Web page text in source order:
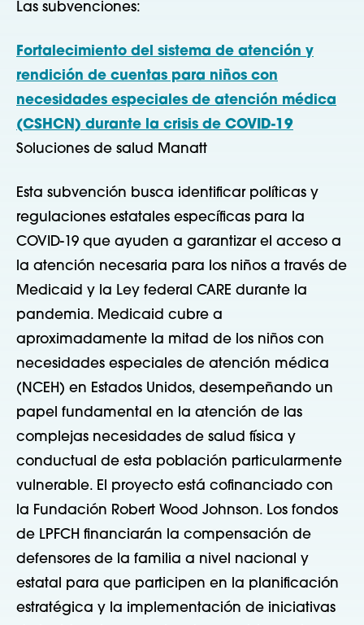
Las subvenciones:
Fortalecimiento del sistema de atención y
rendición de cuentas para niños con
necesidades especiales de atención médica
(CSHCN) durante la crisis de COVID-19
Soluciones de salud Manatt
Esta subvención busca identificar políticas y
regulaciones estatales específicas para la
COVID-19 que ayuden a garantizar el acceso a
la atención necesaria para los niños a través de
Medicaid y la Ley federal CARE durante la
pandemia. Medicaid cubre a
aproximadamente la mitad de los niños con
necesidades especiales de atención médica
(NCEH) en Estados Unidos, desempeñando un
papel fundamental en la atención de las
complejas necesidades de salud física y
conductual de esta población particularmente
vulnerable. El proyecto está cofinanciado con
la Fundación Robert Wood Johnson. Los fondos
de LPFCH financiarán la compensación de
defensores de la familia a nivel nacional y
estatal para que participen en la planificación
estratégica y la implementación de iniciativas